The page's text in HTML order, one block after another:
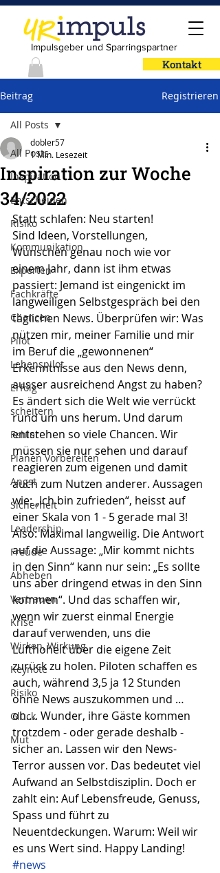
Impulsgeber und Sparringspartner
Kontakt
Beitrag Registrieren
All Posts
Inspiration
Entscheiden
Risiko
Kommunikation
Experten
Fachkräfte
Chancen
Pilot
Lebenspilot
Erfolg
scheitern
Fehler
Planen Vorbereiten
Angst
Sicherheit
Leadership
Freude
Abheben
Vertrauen
Krise
Wirken, Wirkung
Keynote
Risiko
Glück
Mut
All Posts
Inspiration zur Woche
34/2022
dobler57
1 Min. Lesezeit
Statt schlafen: Neu starten!
Sind Ideen, Vorstellungen,
Wünschen genau noch wie vor
einem Jahr, dann ist ihm etwas
passiert: Jemand ist eingenickt im
langweiligen Selbstgespräch bei den
täglichen News. Überprüfen wir: Was
nützen mir, meiner Familie und mir
im Beruf die „gewonnenen“
Erkenntnisse aus den News denn,
ausser ausreichend Angst zu haben?
Es ändert sich die Welt wie verrückt
rund um uns herum. Und darum
entstehen so viele Chancen. Wir
müssen sie nur sehen und darauf
reagieren zum eigenen und damit
auch zum Nutzen anderer. Aussagen
wie: „Ich bin zufrieden“, heisst auf
einer Skala von 1 - 5 gerade mal 3!
Also: Maximal langweilig. Die Antwort
auf die Aussage: „Mir kommt nichts
in den Sinn“ kann nur sein: „Es sollte
uns aber dringend etwas in den Sinn
kommen“. Und das schaffen wir,
wenn wir zuerst einmal Energie
darauf verwenden, uns die
Lufthoheit über die eigene Zeit
zurück zu holen. Piloten schaffen es
auch, während 3,5 ja 12 Stunden
ohne News auszukommen und …
oh…. Wunder, ihre Gäste kommen
trotzdem - oder gerade deshalb -
sicher an. Lassen wir den News-
Terror aussen vor. Das bedeutet viel
Aufwand an Selbstdisziplin. Doch er
zahlt ein: Auf Lebensfreude, Genuss,
Spass und führt zu
Neuentdeckungen. Warum: Weil wir
es uns Wert sind. Happy Landing!
#news